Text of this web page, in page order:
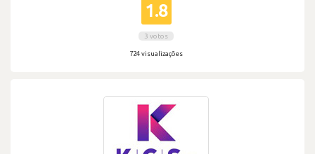
1.8
3 votos
724 visualizações